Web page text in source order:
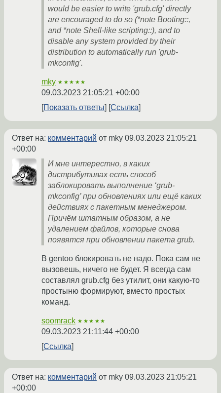
would be easier to write 'grub.cfg' directly
are encouraged to do so (*note Booting::,
and *note Shell-like scripting::), and to
disable any system provided by their
distribution to automatically run 'grub-
mkconfig'.
mky ★★★★★
09.03.2023 21:05:21 +00:00
Показать ответы
Ссылка
Ответ на: комментарий от mky 09.03.2023 21:05:21
+00:00
И мне интерестно, в каких
дистрибутивах есть способ
заблокировать выполнение ‘grub-
mkconfig’ при обновлениях или ещё каких
действиях с пакетным менеджером.
Причём штатным образом, а не
удалением файлов, которые снова
появятся при обновлении пакета grub.
В gentoo блокировать не надо. Пока сам не
вызовешь, ничего не будет. Я всегда сам
составлял grub.cfg без утилит, они какую-то
простыню формируют, вместо простых
команд.
soomrack ★★★★★
09.03.2023 21:11:44 +00:00
Ссылка
Ответ на: комментарий от mky 09.03.2023 21:05:21
+00:00